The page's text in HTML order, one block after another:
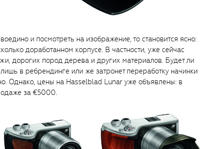
и посмотреть на изображение, то становится ясно:
доработанном корпусе. В частности, уже сейчас
дорогих пород дерева и других материалов. Будет ли
в ребрендинге или же затронет переработку начинки
Однако, цены на Hasselblad Lunar уже объявлены: в
за €5000.